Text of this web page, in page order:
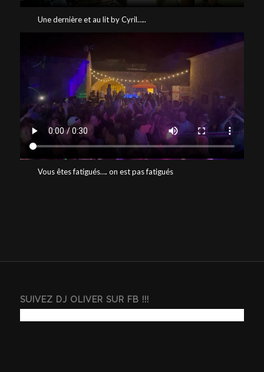
Une dernière et au lit by Cyril…..
Vous êtes fatigués…. on est pas fatigués
SUIVEZ DJ OLIVER SUR FB !!!